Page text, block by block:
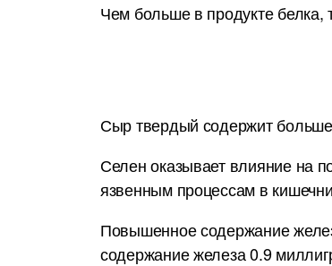
Чем больше в продукте белка,
Сыр твердый содержит больше
Селен оказывает влияние на
язвенным процессам в
Повышенное содержание
содержание железа 0.9